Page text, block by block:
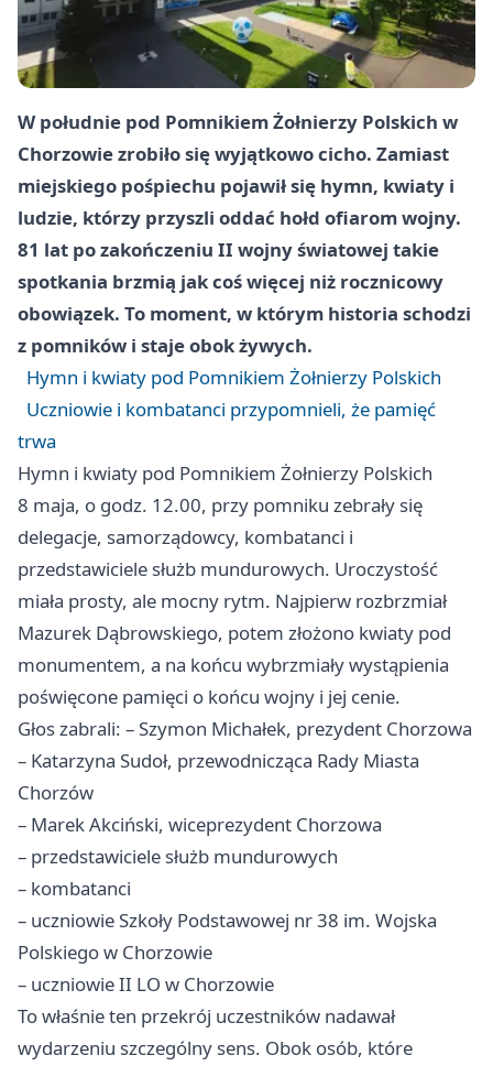
W południe pod Pomnikiem Żołnierzy Polskich w
Chorzowie zrobiło się wyjątkowo cicho. Zamiast
miejskiego pośpiechu pojawił się hymn, kwiaty i
ludzie, którzy przyszli oddać hołd ofiarom wojny.
81 lat po zakończeniu II wojny światowej takie
spotkania brzmią jak coś więcej niż rocznicowy
obowiązek. To moment, w którym historia schodzi
z pomników i staje obok żywych.
Hymn i kwiaty pod Pomnikiem Żołnierzy Polskich
Uczniowie i kombatanci przypomnieli, że pamięć
trwa
Hymn i kwiaty pod Pomnikiem Żołnierzy Polskich
8 maja, o godz. 12.00, przy pomniku zebrały się
delegacje, samorządowcy, kombatanci i
przedstawiciele służb mundurowych. Uroczystość
miała prosty, ale mocny rytm. Najpierw rozbrzmiał
Mazurek Dąbrowskiego, potem złożono kwiaty pod
monumentem, a na końcu wybrzmiały wystąpienia
poświęcone pamięci o końcu wojny i jej cenie.
Głos zabrali: – Szymon Michałek, prezydent Chorzowa
– Katarzyna Sudoł, przewodnicząca Rady Miasta
Chorzów
– Marek Akciński, wiceprezydent Chorzowa
– przedstawiciele służb mundurowych
– kombatanci
– uczniowie Szkoły Podstawowej nr 38 im. Wojska
Polskiego w Chorzowie
– uczniowie II LO w Chorzowie
To właśnie ten przekrój uczestników nadawał
wydarzeniu szczególny sens. Obok osób, które